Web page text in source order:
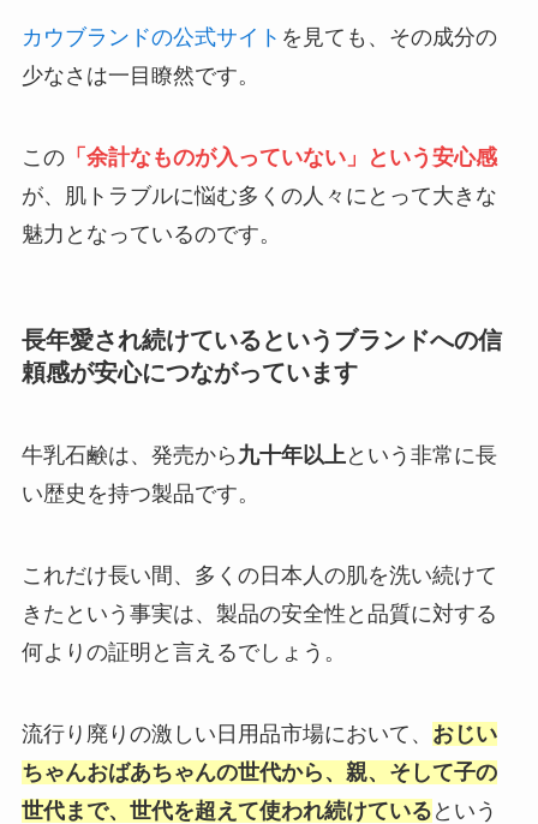
カウブランドの公式サイト を見ても、その成分の
少なさは一目瞭然です。
この「余計なものが入っていない」という安心感
が、肌トラブルに悩む多くの人々にとって大きな
魅力となっているのです。
長年愛され続けているというブランドへの信
頼感が安心につながっています
牛乳石鹸は、発売から 九十年以上という非常に長
い歴史を持つ製品です。
これだけ長い間、多くの日本人の肌を洗い続けて
きたという事実は、製品の安全性と品質に対する
何よりの証明と言えるでしょう。
流行り廃りの激しい日用品市場において、 おじい
ちゃんおばあちゃんの世代から、親、そして子の
世代まで、世代を超えて使われ続けている という